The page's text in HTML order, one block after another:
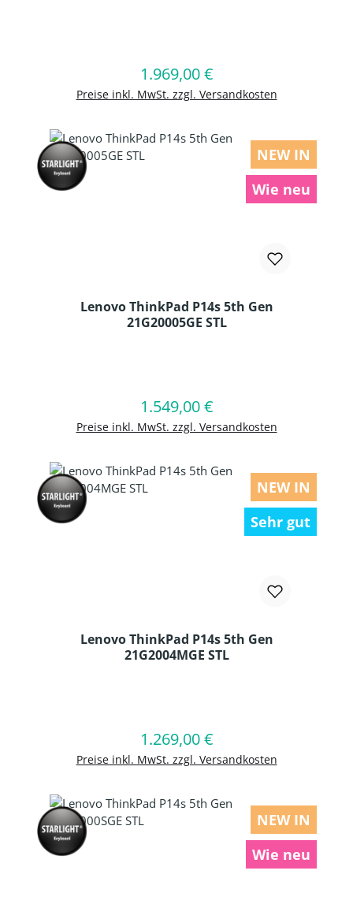
Regulärer Preis:
1.969,00 €
Preise inkl. MwSt. zzgl. Versandkosten
In den Warenkorb
NEW IN
Wie neu
Lenovo ThinkPad P14s 5th Gen
21G20005GE STL
Regulärer Preis:
1.549,00 €
Preise inkl. MwSt. zzgl. Versandkosten
In den Warenkorb
NEW IN
Sehr gut
Lenovo ThinkPad P14s 5th Gen
21G2004MGE STL
Regulärer Preis:
1.269,00 €
Preise inkl. MwSt. zzgl. Versandkosten
In den Warenkorb
NEW IN
Wie neu